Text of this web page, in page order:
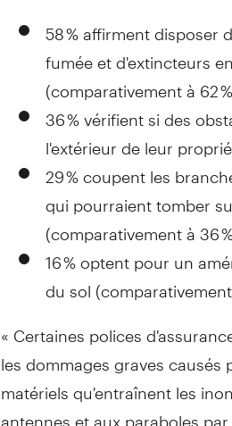
58 % affirment
fumée et d'extincteurs
(comparativement à 62
36 % vérifient si des
l'extérieur de leur
29 % coupent les
qui pourraient tomber
(comparativement à 36
16 % optent pour un
du sol
« Certaines polices
les dommages graves
matériels qu'entraînent les
antennes et aux paraboles